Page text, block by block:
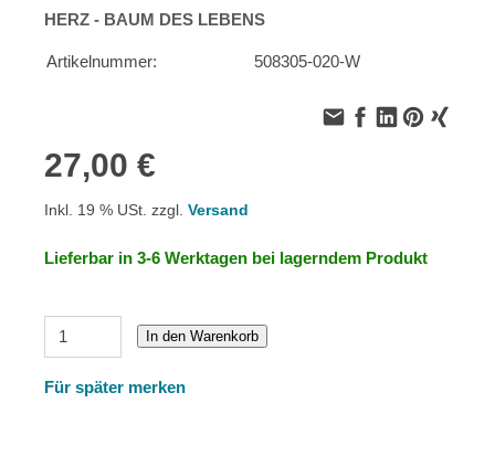
HERZ - BAUM DES LEBENS
Artikelnummer: 508305-020-W
27,00 €
Inkl. 19 % USt. zzgl. Versand
Lieferbar in 3-6 Werktagen bei lagerndem Produkt
In den Warenkorb
Für später merken